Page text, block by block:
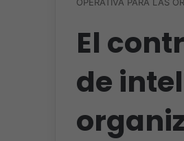
El
de